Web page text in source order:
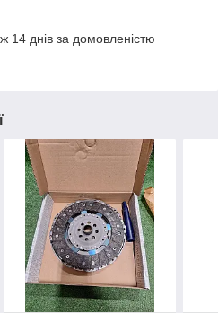
14 днів за домовленістю